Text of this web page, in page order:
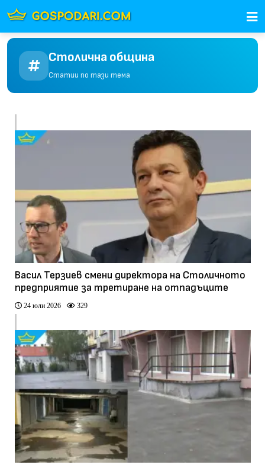
Столична община
Статии по тази тема
Васил Терзиев смени директора на Столичното
предприятие за третиране на отпадъците
24 юли 2026 329